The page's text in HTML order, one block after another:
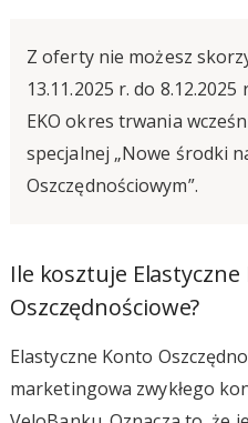
Z oferty nie możesz
13.11.2025 r. do
EKO okres trwania
specjalnej „Nowe środki
Oszczędnościowym”.
Ile kosztuje Elastyczne
Oszczędnościowe?
Elastyczne Konto
marketingowa zwykłego